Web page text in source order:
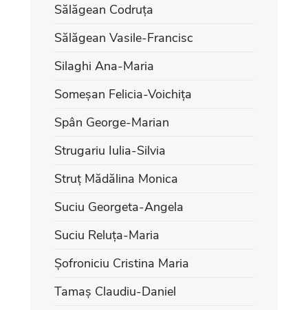
Sălăgean Codruța
Sălăgean Vasile-Francisc
Silaghi Ana-Maria
Someșan Felicia-Voichița
Spân George-Marian
Strugariu Iulia-Silvia
Struț Mădălina Monica
Suciu Georgeta-Angela
Suciu Reluța-Maria
Șofroniciu Cristina Maria
Tamaș Claudiu-Daniel